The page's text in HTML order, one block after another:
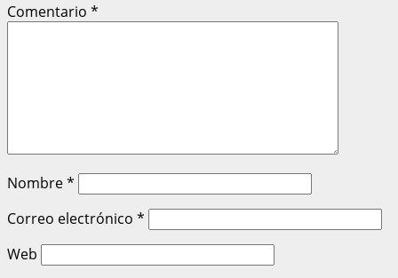
Comentario *
Nombre*
Correo electrónico *
Web